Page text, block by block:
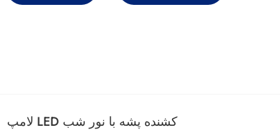
لامپ LED کشنده پشه با نور شب